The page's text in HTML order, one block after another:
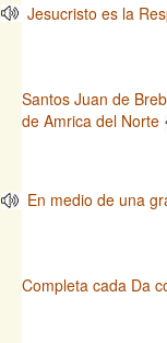
Jesucristo es la
Santos Juan de
de Amrica del Norte
En medio de una
Completa cada Da